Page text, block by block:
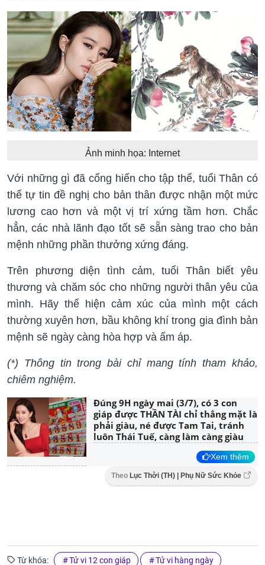
Ảnh minh họa: Internet
Với những gì đã cống hiến cho tập thể, tuổi Thân có
thể tự tin đề nghị cho bản thân được nhận một mức
lương cao hơn và một vị trí xứng tầm hơn. Chắc
hẳn, các nhà lãnh đạo tốt sẽ sẵn sàng trao cho bản
mệnh những phần thưởng xứng đáng.
Trên phương diện tình cảm, tuổi Thân biết yêu
thương và chăm sóc cho những người thân yêu của
mình. Hãy thể hiện cảm xúc của mình một cách
thường xuyên hơn, bầu không khí trong gia đình bản
mệnh sẽ ngày càng hòa hợp và ấm áp.
(*) Thông tin trong bài chỉ mang tính tham khảo,
chiêm nghiệm.
Đúng 9H ngày mai (3/7), có 3 con
giáp được THẦN TÀI chỉ thẳng mặt là
phải giàu, né được Tam Tai, tránh
luôn Thái Tuế, càng làm càng giàu
Xem thêm
Theo Lục Thời (TH) | Phụ Nữ Sức Khỏe
Từ khóa: Tử vi 12 con giáp Tử vi hàng ngày